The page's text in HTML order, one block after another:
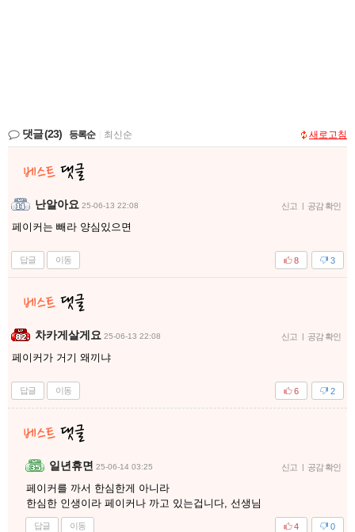
댓글(23) 등록순 최신순 새로고침
난알아요 25-06-13 22:08 신고 | 공감 확인
페이커는 빼라 양심있으면
답글 이동 3
8
차카게살게요 25-06-13 22:08 신고 | 공감 확인
페이커가 거기 왜끼냐
답글 이동 2
6
일년휴면 25-06-14 03:25 신고 | 공감 확인
페이커를 까서 한심한게 아니라
한심한 인생이라 페이커나 까고 있는겁니다, 선생님
답글 이동 0
4